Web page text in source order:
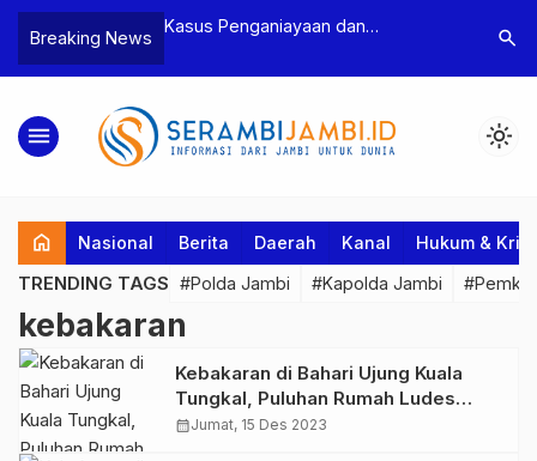
Breaking News
beserta
Gram
Kasus Penganiayaan dan
Tebo Tetapkan Dua Tersangka
Polres Tebo
Dua Pelaku
search
menu light_mode
home Nasional Berita Daerah Kanal Hukum &
TRENDING TAGS #Polda Jambi #Kapolda Jambi
kebakaran
Kebakaran di Bahari Ujung Kuala
Tungkal, Puluhan Rumah Ludes
Terbakar
calendar_monthJumat, 15 Des 2023